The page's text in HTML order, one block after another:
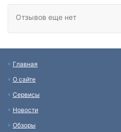
Отзывов еще нет
Главная
О сайте
Сервисы
Новости
Обзоры